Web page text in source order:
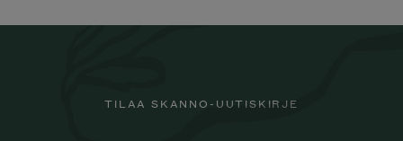
TILAA SKANNO-UUTISKIRJE